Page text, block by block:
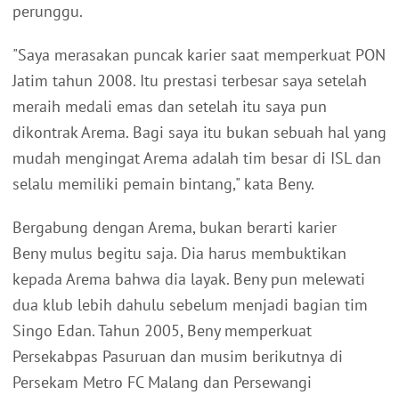
perunggu.
"Saya merasakan puncak karier saat memperkuat PON
Jatim tahun 2008. Itu prestasi terbesar saya setelah
meraih medali emas dan setelah itu saya pun
dikontrak Arema. Bagi saya itu bukan sebuah hal yang
mudah mengingat Arema adalah tim besar di ISL dan
selalu memiliki pemain bintang," kata Beny.
Bergabung dengan Arema, bukan berarti karier
Beny mulus begitu saja. Dia harus membuktikan
kepada Arema bahwa dia layak. Beny pun melewati
dua klub lebih dahulu sebelum menjadi bagian tim
Singo Edan. Tahun 2005, Beny memperkuat
Persekabpas Pasuruan dan musim berikutnya di
Persekam Metro FC Malang dan Persewangi